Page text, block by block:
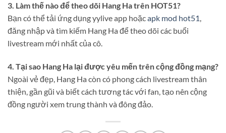
3. Làm thế nào để theo dõi Hang Ha trên HOT51?
Bạn có thể tải ứng dụng yylive app hoặcapk mod hot51,
đăng nhập và tìm kiếm Hang Ha để theo dõi các buổi
livestream mới nhất của cô.
4. Tại sao Hang Ha lại được yêu mến trên cộng đồng mạng?
Ngoài vẻ đẹp, Hang Ha còn có phong cách livestream thân
thiện, gần gũi và biết cách tương tác với fan, tạo nên cộng
đồng người xem trung thành và đông đảo.